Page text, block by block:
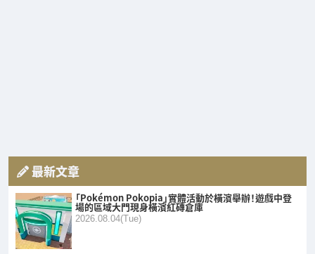
最新文章
「Pokémon Pokopia」實體活動於橫濱舉辦！遊戲中登
場的區域大門現身橫濱紅磚倉庫
2026.08.04(Tue)